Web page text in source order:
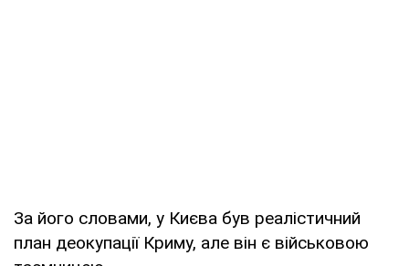
За його словами, у Києва був реалістичний
план деокупації Криму, але він є військовою